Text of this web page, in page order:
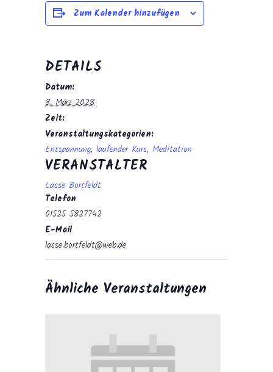
Zum Kalender hinzufügen
DETAILS
Datum:
8. März 2028
Zeit:
Veranstaltungskategorien:
Entspannung, laufender Kurs, Meditation
VERANSTALTER
Lasse Bortfeldt
Telefon
01525 5827742
E-Mail
lasse.bortfeldt@web.de
Ähnliche Veranstaltungen